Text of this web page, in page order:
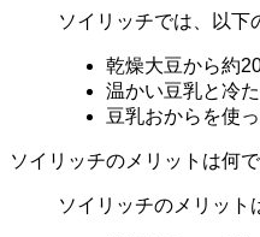
ソイリッチでは、以下
乾燥大豆から約
温かい豆乳と冷
豆乳おからを使
ソイリッチのメリットは何
ソイリッチのメリット